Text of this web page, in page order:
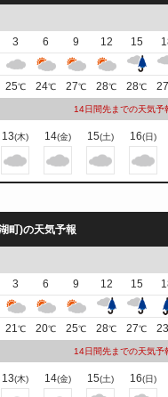
3 6 9 12 15
25℃ 24℃ 27℃ 28℃ 28℃
14日間先までの天気予
13(木) 14(金) 15(土) 16(日)
町)の天気予報
3 6 9 12 15
21℃ 20℃ 25℃ 28℃ 27℃
14日間先までの天気予
13(木) 14(金) 15(土) 16(日)